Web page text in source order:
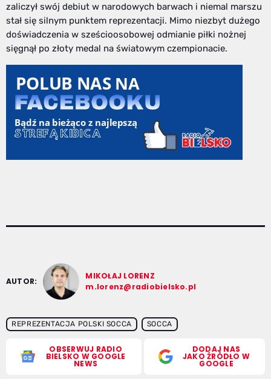
zaliczył swój debiut w narodowych barwach i niemal marszu
stał się silnym punktem reprezentacji. Mimo niezbyt dużego
doświadczenia w sześcioosobowej odmianie piłki nożnej
sięgnął po złoty medal na światowym czempionacie.
AUTOR:
MIKOŁAJ LORENZ
m.lorenz@radiobielsko.pl
REPREZENTACJA POLSKI SOCCA SOCCA
OBSERWUJ RADIO
BIELSKO W GOOGLE
NEWS
DODAJ NAS
JAKO ŹRÓDŁO W
GOOGLE